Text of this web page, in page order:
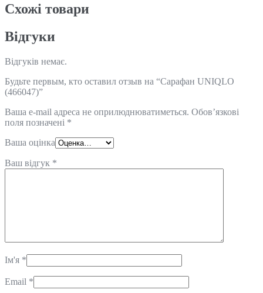
Схожi товари
Відгуки
Відгуків немає.
Будьте первым, кто оставил отзыв на “Сарафан UNIQLO
(466047)”
Ваша e-mail адреса не оприлюднюватиметься. Обов’язкові
поля позначені *
Ваша оцінка
Ваш відгук *
Ім'я *
Email *